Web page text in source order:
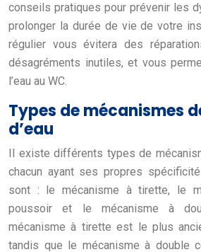
conseils pratiques pour prévenir les
prolonger la durée de vie de votre
régulier vous évitera des
désagréments inutiles, et vous
l’eau au WC.
Types de mécanismes
d’eau
Il existe différents types de
chacun ayant ses propres
sont : le mécanisme à tirette, le
poussoir et le mécanisme à
mécanisme à tirette est le plus
tandis que le mécanisme à double